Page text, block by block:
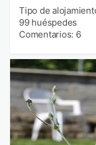
Tipo de
99 huéspedes
Comentarios: 6